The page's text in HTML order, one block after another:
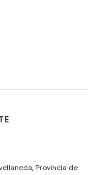
Provincia de